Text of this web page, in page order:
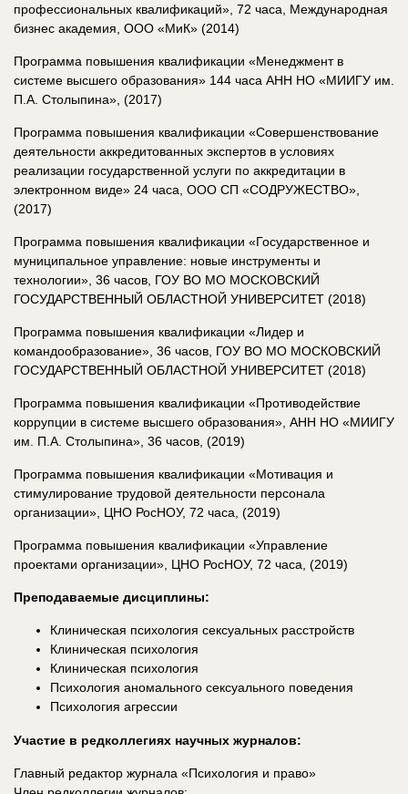
профессиональных квалификаций», 72 часа, Международная
бизнес академия, ООО «МиК» (2014)
Программа повышения квалификации «Менеджмент в
системе высшего образования» 144 часа АНН НО «МИИГУ им.
П.А. Столыпина», (2017)
Программа повышения квалификации «Совершенствование
деятельности аккредитованных экспертов в условиях
реализации государственной услуги по аккредитации в
электронном виде» 24 часа, ООО СП «СОДРУЖЕСТВО»,
(2017)
Программа повышения квалификации «Государственное и
муниципальное управление: новые инструменты и
технологии», 36 часов, ГОУ ВО МО МОСКОВСКИЙ
ГОСУДАРСТВЕННЫЙ ОБЛАСТНОЙ УНИВЕРСИТЕТ (2018)
Программа повышения квалификации «Лидер и
командообразование», 36 часов, ГОУ ВО МО МОСКОВСКИЙ
ГОСУДАРСТВЕННЫЙ ОБЛАСТНОЙ УНИВЕРСИТЕТ (2018)
Программа повышения квалификации «Противодействие
коррупции в системе высшего образования», АНН НО «МИИГУ
им. П.А. Столыпина», 36 часов, (2019)
Программа повышения квалификации «Мотивация и
стимулирование трудовой деятельности персонала
организации», ЦНО РосНОУ, 72 часа, (2019)
Программа повышения квалификации «Управление
проектами организации», ЦНО РосНОУ, 72 часа, (2019)
Преподаваемые дисциплины:
Клиническая психология сексуальных расстройств
Клиническая психология
Клиническая психология
Психология аномального сексуального поведения
Психология агрессии
Участие в редколлегиях научных журналов:
Главный редактор журнала «Психология и право»